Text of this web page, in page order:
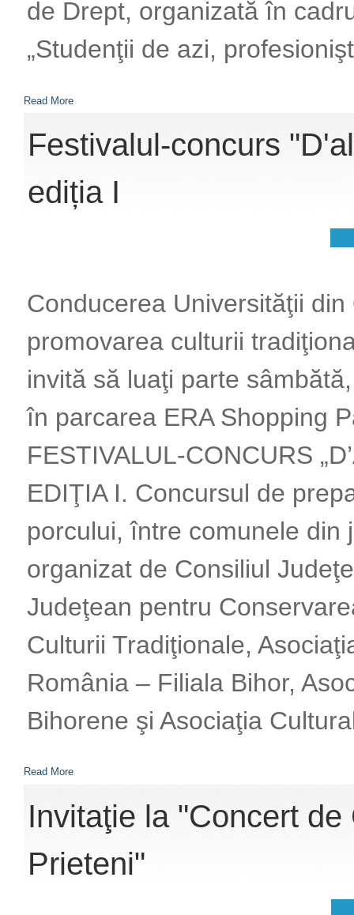
de Drept, organizată în
„Studenţii de azi,
Read More
Festivalul-concurs
ediția I
Conducerea Universităţii
promovarea culturii
invită să luaţi parte
în parcarea ERA Shopping
FESTIVALUL-CONCURS
EDIŢIA I. Concursul de
porcului, între comunele din
organizat de Consiliul
Judeţean pentru
Culturii Tradiţionale,
România – Filiala Bihor,
Bihorene şi Asociaţia
Read More
Invitaţie la "Concert de
Prieteni"